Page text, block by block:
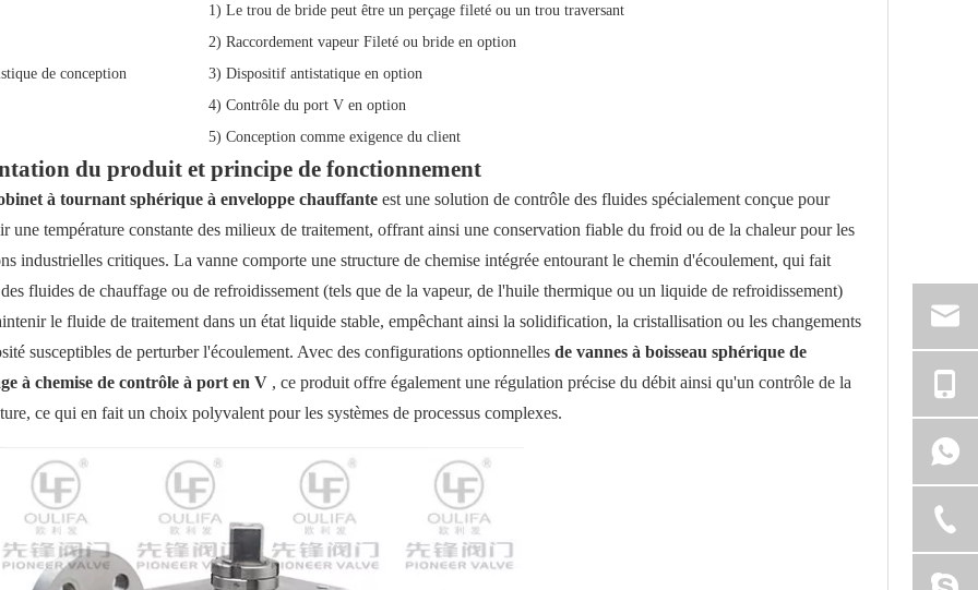
de conception
1) Le trou de bride peut être un perçage fileté ou un trou traversant
2) Raccordement vapeur Fileté ou bride en option
3) Dispositif antistatique en option
4) Contrôle du port V en option
5) Conception comme exigence du client
du produit et principe de fonctionnement
à tournant sphérique à enveloppe chauffante est une solution de contrôle des fluides spécialement conçue pour
une température constante des milieux de traitement, offrant ainsi une conservation fiable du froid ou de la chaleur pour les
industrielles critiques. La vanne comporte une structure de chemise intégrée entourant le chemin d'écoulement, qui fait
fluides de chauffage ou de refroidissement (tels que de la vapeur, de l'huile thermique ou un liquide de refroidissement)
le fluide de traitement dans un état liquide stable, empêchant ainsi la solidification, la cristallisation ou les changements
susceptibles de perturber l'écoulement. Avec des configurations optionnelles de vannes à boisseau sphérique de
à chemise de contrôle à port en V , ce produit offre également une régulation précise du débit ainsi qu'un contrôle de la
ce qui en fait un choix polyvalent pour les systèmes de processus complexes.